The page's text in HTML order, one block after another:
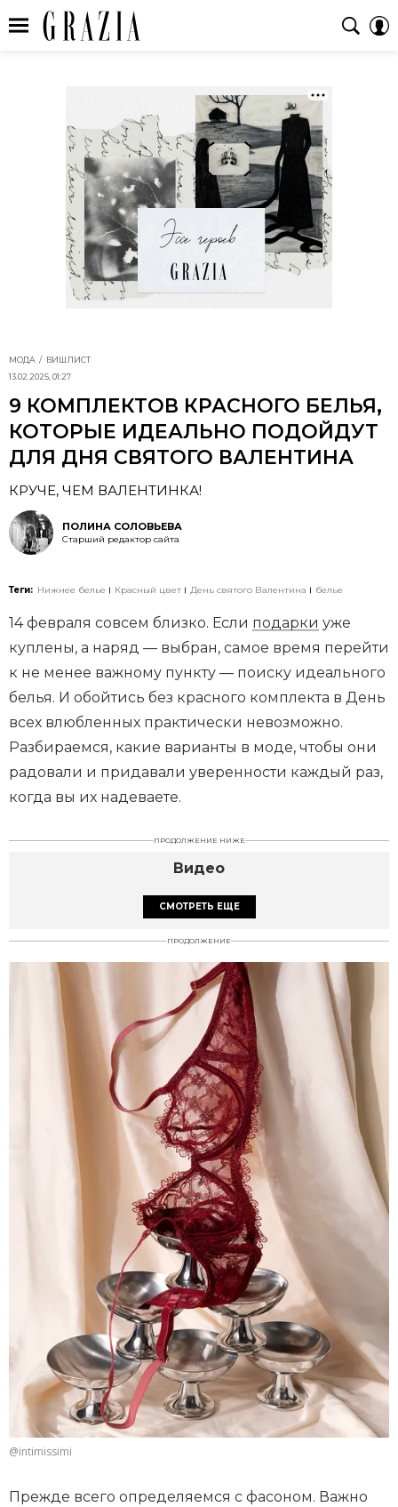
МОДА
ВИШЛИСТ
13.02.2025, 01:27
9 КОМПЛЕКТОВ КРАСНОГО БЕЛЬЯ,
КОТОРЫЕ ИДЕАЛЬНО ПОДОЙДУТ
ДЛЯ ДНЯ СВЯТОГО ВАЛЕНТИНА
КРУЧЕ, ЧЕМ ВАЛЕНТИНКА!
ПОЛИНА СОЛОВЬЕВА
Старший редактор сайта
Теги: Нижнее белье Красный цвет День святого Валентина белье
14 февраля совсем близко. Если подарки уже
куплены, а наряд — выбран, самое время перейти
к не менее важному пункту — поиску идеального
белья. И обойтись без красного комплекта в День
всех влюбленных практически невозможно.
Разбираемся, какие варианты в моде, чтобы они
радовали и придавали уверенности каждый раз,
когда вы их надеваете.
ПРОДОЛЖЕНИЕ НИЖЕ
Видео
СМОТРЕТЬ ЕЩЕ
ПРОДОЛЖЕНИЕ
@intimissimi
Прежде всего определяемся с фасоном. Важно